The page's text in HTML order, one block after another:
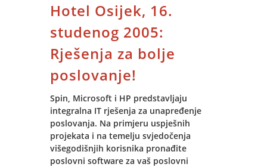
Microsoft serverskih rješenja, obuke
korisnika, prijenosa podataka,
implementacije standardnih ERP
modula, implementacije Jupiter
Software modula za upravljanje
proizvodnjom, kooperacijom i
otkupom.
Hotel Osijek, 16.
studenog 2005:
Rješenja za bolje
poslovanje!
Spin, Microsoft i HP predstavljaju
integralna IT rješenja za unapređenje
poslovanja. Na primjeru uspješnih
projekata i na temelju svjedočenja
višegodišnjih korisnika pronađite
poslovni software za vaš poslovni